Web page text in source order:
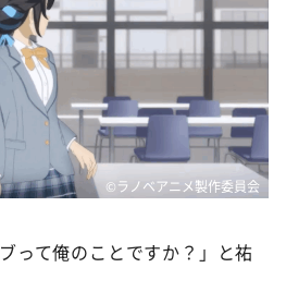
©ラノベアニメ製作委員会
って俺のことですか？」と祐